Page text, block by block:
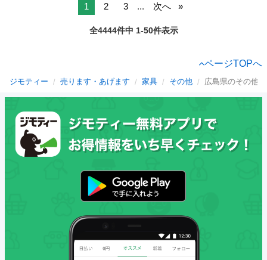
1 2 3 ... 次へ
全4444件中 1-50件表示
ページTOPへ
ジモティー 売ります・あげます 家具 その他 広島県のその他